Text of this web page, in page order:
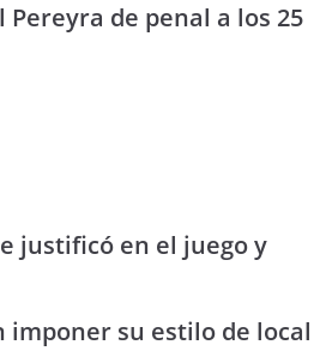
de penal a los 25
justificó en el juego y
imponer su estilo de local